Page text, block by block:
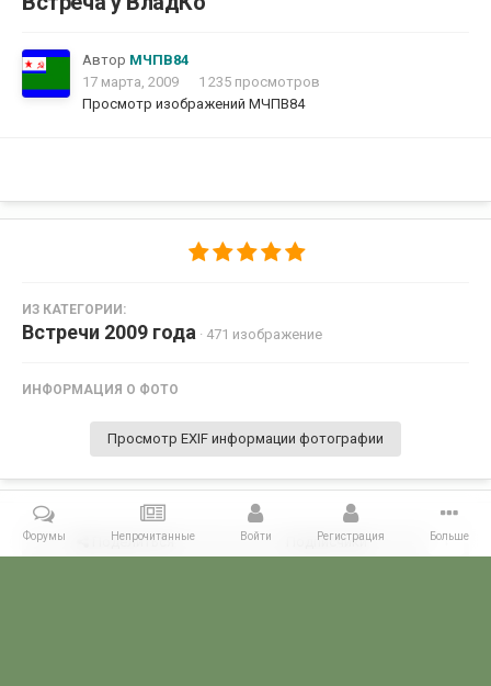
Автор МЧПВ84
17 марта, 2009
1 235 просмотров
Просмотр изображений МЧПВ84
ИЗ КАТЕГОРИИ:
Встречи 2009 года · 471 изображение
ИНФОРМАЦИЯ О ФОТО
Просмотр EXIF информации фотографии
Поделиться Подписчики 1
Форумы Непрочитанные Войти Регистрация Больше